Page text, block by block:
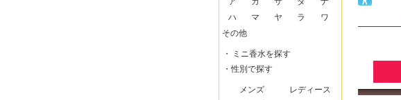
ハ
マ ヤ ラ
ワ
その他
・
ミニ香水を探す
・性別で探す
メンズ
レディース